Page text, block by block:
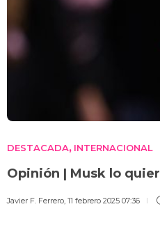
DESTACADA, INTERNACIONAL
Opinión | Musk lo
Javier F. Ferrero, 11 febrero 2025 07:36